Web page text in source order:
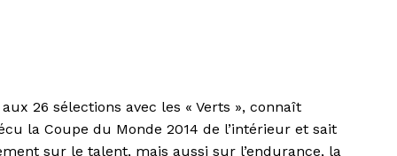
26 sélections avec les « Verts », connaît
la Coupe du Monde 2014 de l’intérieur et sait
sur le talent, mais aussi sur l’endurance, la